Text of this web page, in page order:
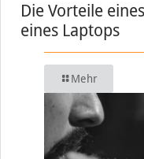
Die Vorteile
eines Laptops
Mehr